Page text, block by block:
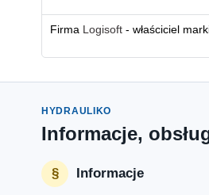
Firma Logisoft - właściciel
HYDRAULIKO
Informacje,
Informacje